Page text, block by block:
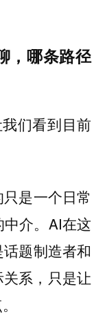
，哪条路径
们看到目前
是一个日常
介。AI在这
题制造者和
系，只是让